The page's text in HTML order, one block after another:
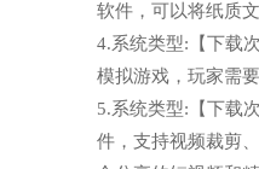
软件，可以将纸质
4.系统类型:【下载
模拟游戏，玩家需
5.系统类型:【下载
件，支持视频裁剪